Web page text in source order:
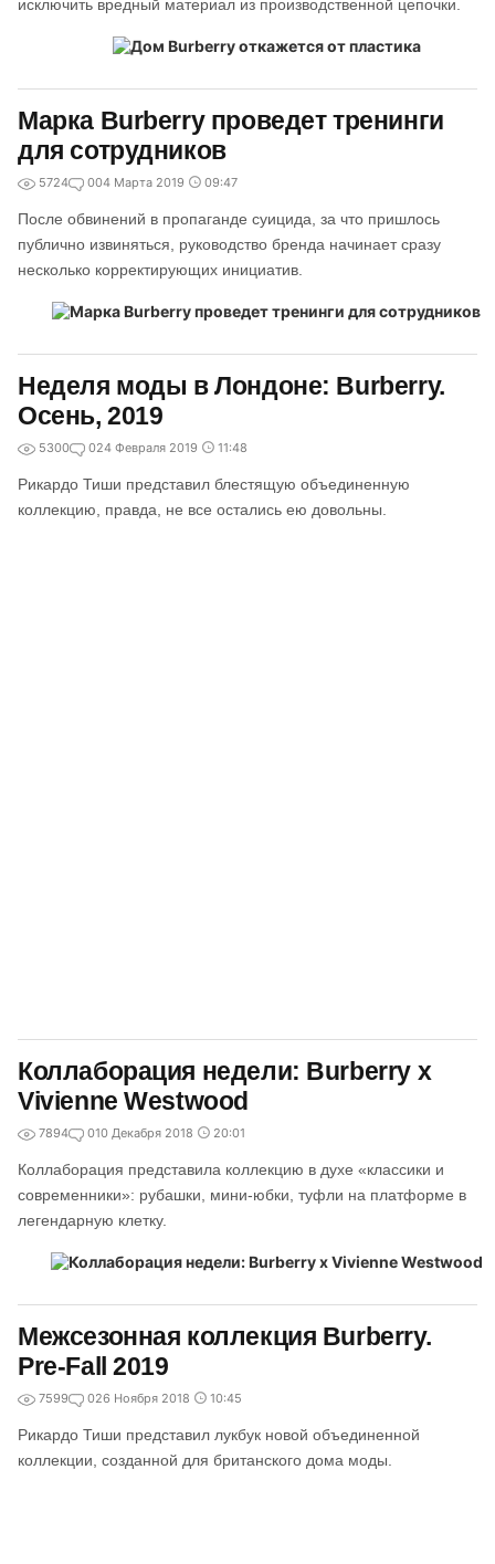
исключить вредный материал из производственной цепочки.
Марка Burberry проведет тренинги
для сотрудников
5724 004 Марта 2019 09:47
После обвинений в пропаганде суицида, за что пришлось
публично извиняться, руководство бренда начинает сразу
несколько корректирующих инициатив.
Неделя моды в Лондоне: Burberry.
Осень, 2019
5300 024 Февраля 2019 11:48
Рикардо Тиши представил блестящую объединенную
коллекцию, правда, не все остались ею довольны.
Коллаборация недели: Burberry x
Vivienne Westwood
7894 010 Декабря 2018 20:01
Коллаборация представила коллекцию в духе «классики и
современники»: рубашки, мини-юбки, туфли на платформе в
легендарную клетку.
Межсезонная коллекция Burberry.
Pre-Fall 2019
7599 026 Ноября 2018 10:45
Рикардо Тиши представил лукбук новой объединенной
коллекции, созданной для британского дома моды.